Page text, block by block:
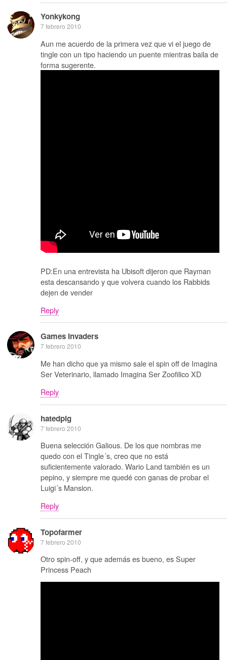
Yonkykong
7 febrero 2010
Aun me acuerdo de la primera vez que vi el juego de
tingle con un tipo haciendo un puente mientras baila de
forma sugerente.
PD:En una entrevista ha Ubisoft dijeron que Rayman
esta descansando y que volvera cuando los Rabbids
dejen de vender
Reply
Games Invaders
7 febrero 2010
Me han dicho que ya mismo sale el spin off de Imagina
Ser Veterinario, llamado Imagina Ser Zoofilico XD
Reply
hatedpig
7 febrero 2010
Buena selección Galious. De los que nombras me
quedo con el Tingle´s, creo que no está
suficientemente valorado. Wario Land también es un
pepino, y siempre me quedé con ganas de probar el
Luigi´s Mansion.
Reply
Topofarmer
7 febrero 2010
Otro spin-off, y que además es bueno, es Super
Princess Peach